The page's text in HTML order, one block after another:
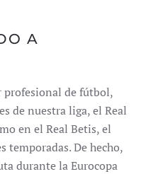
A
profesional de fútbol,
de nuestra liga, el Real
en el Real Betis, el
temporadas. De hecho,
durante la Eurocopa